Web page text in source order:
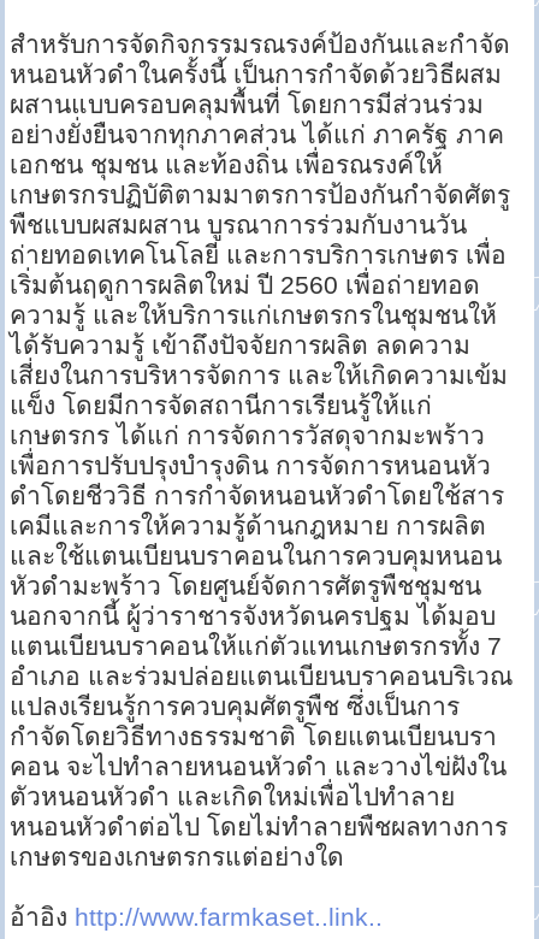
สำหรับการจัดกิจกรรมรณรงค์ป้องกันและกำจัด
หนอนหัวดำในครั้งนี้ เป็นการกำจัดด้วยวิธีผสม
ผสานแบบครอบคลุมพื้นที่ โดยการมีส่วนร่วม
อย่างยั่งยืนจากทุกภาคส่วน ได้แก่ ภาครัฐ ภาค
เอกชน ชุมชน และท้องถิ่น เพื่อรณรงค์ให้
เกษตรกรปฏิบัติตามมาตรการป้องกันกำจัดศัตรู
พืชแบบผสมผสาน บูรณาการร่วมกับงานวัน
ถ่ายทอดเทคโนโลยี และการบริการเกษตร เพื่อ
เริ่มต้นฤดูการผลิตใหม่ ปี 2560 เพื่อถ่ายทอด
ความรู้ และให้บริการแก่เกษตรกรในชุมชนให้
ได้รับความรู้ เข้าถึงปัจจัยการผลิต ลดความ
เสี่ยงในการบริหารจัดการ และให้เกิดความเข้ม
แข็ง โดยมีการจัดสถานีการเรียนรู้ให้แก่
เกษตรกร ได้แก่ การจัดการวัสดุจากมะพร้าว
เพื่อการปรับปรุงบำรุงดิน การจัดการหนอนหัว
ดำโดยชีววิธี การกำจัดหนอนหัวดำโดยใช้สาร
เคมีและการให้ความรู้ด้านกฎหมาย การผลิต
และใช้แตนเบียนบราคอนในการควบคุมหนอน
หัวดำมะพร้าว โดยศูนย์จัดการศัตรูพืชชุมชน
นอกจากนี้ ผู้ว่าราชารจังหวัดนครปฐม ได้มอบ
แตนเบียนบราคอนให้แก่ตัวแทนเกษตรกรทั้ง 7
อำเภอ และร่วมปล่อยแตนเบียนบราคอนบริเวณ
แปลงเรียนรู้การควบคุมศัตรูพืช ซึ่งเป็นการ
กำจัดโดยวิธีทางธรรมชาติ โดยแตนเบียนบรา
คอน จะไปทำลายหนอนหัวดำ และวางไข่ฝังใน
ตัวหนอนหัวดำ และเกิดใหม่เพื่อไปทำลาย
หนอนหัวดำต่อไป โดยไม่ทำลายพืชผลทางการ
เกษตรของเกษตรกรแต่อย่างใด
อ้าอิง http://www.farmkaset..link..